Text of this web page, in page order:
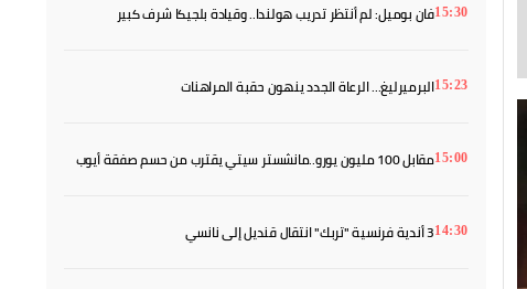
15:30فان بوميل: لم أنتظر تدريب هولندا.. وقيادة بلجيكا شرف كبير
15:23البرميرليغ... الرعاة الجدد ينهون حقبة المراهنات
15:00
مقابل 100 مليون يورو..مانشستر سيتي يقترب من حسم صفقة أيوب
14:303 أندية فرنسية "تربك" انتقال قنديل إلى نانسي